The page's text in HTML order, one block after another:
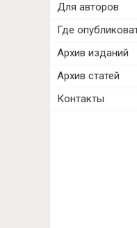
Для авторов
Где
Архив изданий
Архив статей
Контакты